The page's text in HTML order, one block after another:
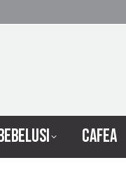
CAFEA
PERSONALA